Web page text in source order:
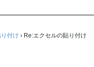
付け › Re:エクセルの貼り付け